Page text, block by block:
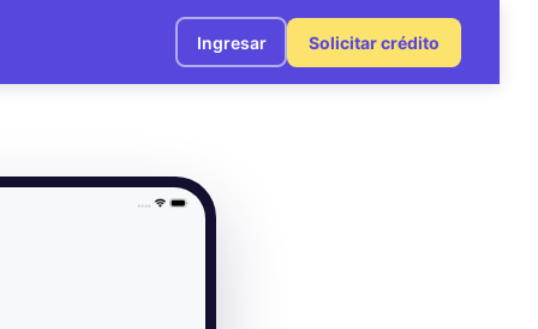
Ingresar Solicitar crédito